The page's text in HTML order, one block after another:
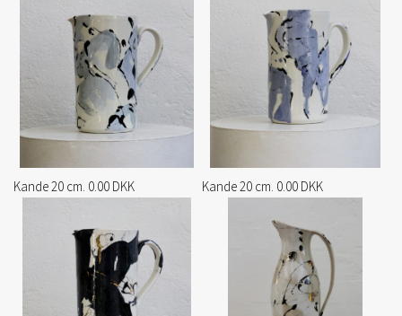
Kande 20 cm. 0.00 DKK Kande 20 cm. 0.00 DKK